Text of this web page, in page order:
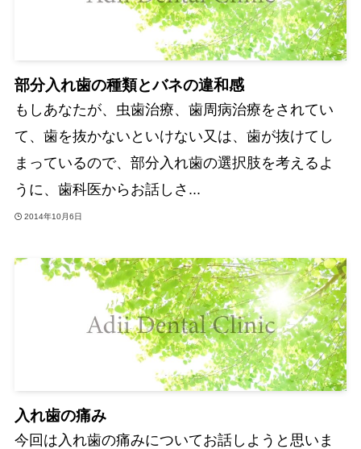
部分入れ歯の種類とバネの違和感
もしあなたが、虫歯治療、歯周病治療をされてい
て、歯を抜かないといけない又は、歯が抜けてし
まっているので、部分入れ歯の選択肢を考えるよ
うに、歯科医からお話しさ...
2014年10月6日
入れ歯の痛み
今回は入れ歯の痛みについてお話しようと思いま